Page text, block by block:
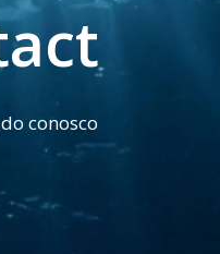
conosco